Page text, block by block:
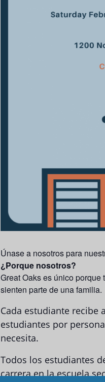
Únase a nosotros para
¿Porque nosotros?
Great Oaks es único
sienten parte de una familia.
Cada estudiante recibe
estudiantes por
necesita.
Todos los estudiantes
carrera en la escuela